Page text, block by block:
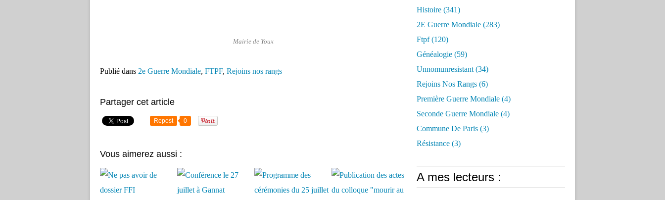
Mairie de Youx
Publié dans 2e Guerre Mondiale, FTPF, Rejoins nos rangs
Partager cet article
Repost 0
Vous aimerez aussi :
Histoire (341)
2E Guerre Mondiale (283)
Ftpf (120)
Généalogie (59)
Unnomunresistant (34)
Rejoins Nos Rangs (6)
Première Guerre Mondiale (4)
Seconde Guerre Mondiale (4)
Commune De Paris (3)
Résistance (3)
A mes lecteurs :